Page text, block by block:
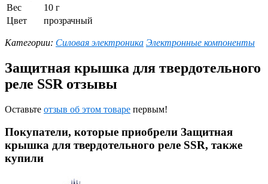
Вес
10 г
Цвет
прозрачный
Категории: Силовая электроника Электронные компоненты
Защитная крышка для твердотельного
реле SSR отзывы
Оставьте отзыв об этом товаре первым!
Покупатели, которые приобрели Защитная
крышка для твердотельного реле SSR, также
купили